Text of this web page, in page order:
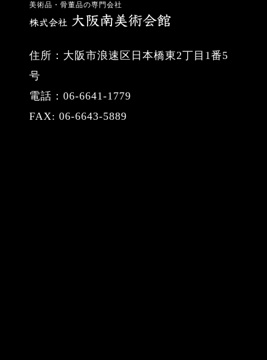
美術品・骨董品の専門会社
住所：大阪市浪速区日本橋東2丁目1番5
号
電話：06-6641-1779
FAX: 06-6643-5889